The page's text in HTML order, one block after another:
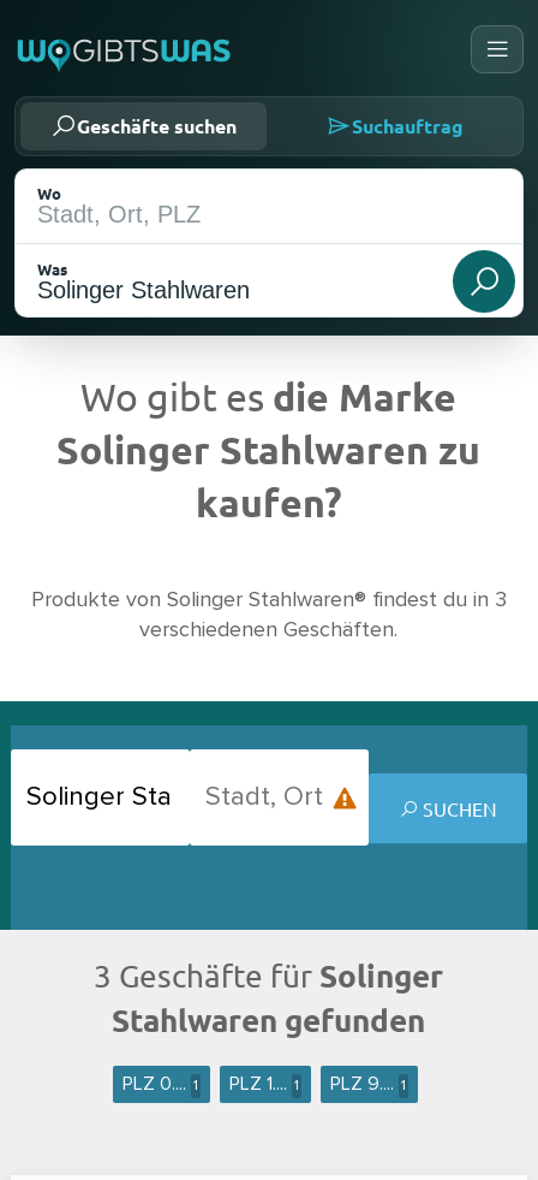
Geschäfte suchen Suchauftrag
Wo
Was
Aktueller Standort
Wo gibt es die Marke
Solinger Stahlwaren zu
kaufen?
Produkte von Solinger Stahlwaren® findest du in 3
verschiedenen Geschäften.
SUCHEN
3 Geschäfte für Solinger
Stahlwaren gefunden
PLZ 0.... 1 PLZ 1.... 1 PLZ 9.... 1